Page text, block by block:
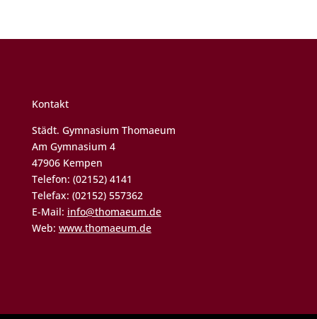
Kontakt
Städt. Gymnasium Thomaeum
Am Gymnasium 4
47906 Kempen
Telefon: (02152) 4141
Telefax: (02152) 557362
E-Mail: info@thomaeum.de
Web: www.thomaeum.de